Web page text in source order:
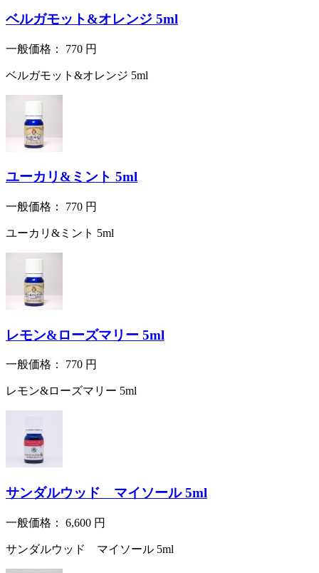
ベルガモット&オレンジ 5ml
一般価格： 770 円
ベルガモット&オレンジ 5ml
ユーカリ&ミント 5ml
一般価格： 770 円
ユーカリ&ミント 5ml
レモン&ローズマリー 5ml
一般価格： 770 円
レモン&ローズマリー 5ml
サンダルウッド マイソール 5ml
一般価格： 6,600 円
サンダルウッド マイソール 5ml